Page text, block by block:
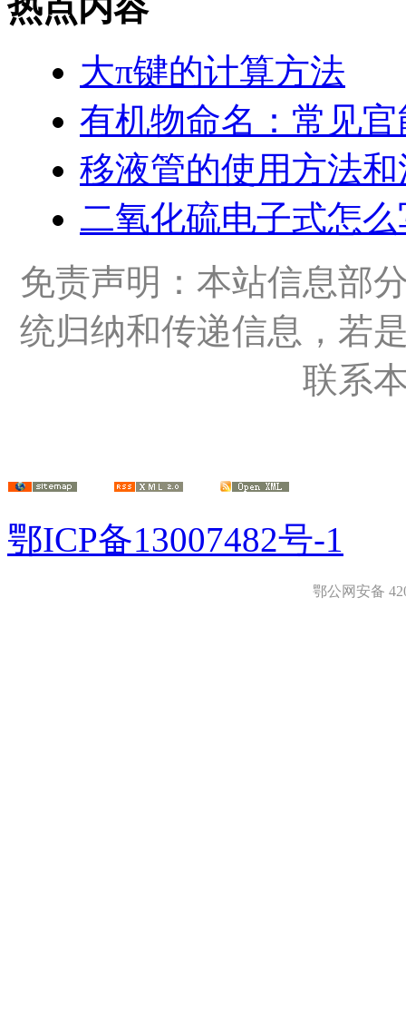
大π键的计算方法
有机物命名：常见
移液管的使用方法
二氧化硫电子式怎
免责声明：本站信息部
统归纳和传递信息，若
联系
鄂ICP备13007482号-1
鄂公网安备